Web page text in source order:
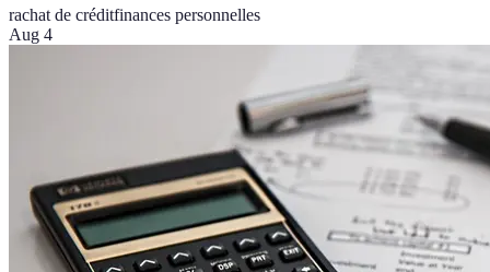
rachat de créditfinances personnelles
Aug 4